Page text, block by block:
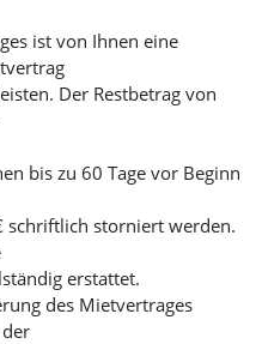
ist von Ihnen eine
Der Restbetrag von
bis zu 60 Tage vor Beginn
schriftlich storniert werden.
erstattet.
des Mietvertrages